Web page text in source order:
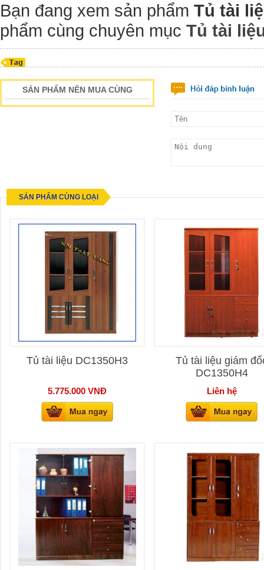
Bạn đang xem sản phẩm Tủ tài
phẩm cùng chuyên mục Tủ tài
SẢN PHẨM NÊN MUA CÙNG
SẢN PHẨM CÙNG LOẠI
Tủ tài liệu DC1350H3
5.775.000 VNĐ
Tủ tài liệu giám
DC1350H4
Liên hệ